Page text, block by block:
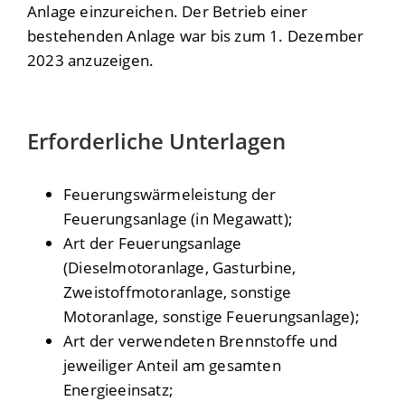
Anlage einzureichen. Der Betrieb einer
bestehenden Anlage war bis zum 1. Dezember
2023 anzuzeigen.
Erforderliche Unterlagen
Feuerungswärmeleistung der
Feuerungsanlage (in Megawatt);
Art der Feuerungsanlage
(Dieselmotoranlage, Gasturbine,
Zweistoffmotoranlage, sonstige
Motoranlage, sonstige Feuerungsanlage);
Art der verwendeten Brennstoffe und
jeweiliger Anteil am gesamten
Energieeinsatz;